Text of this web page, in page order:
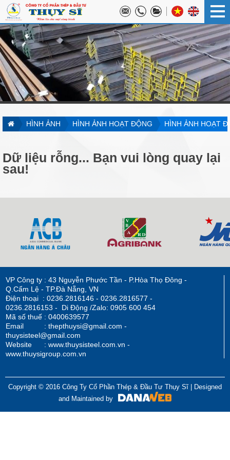
HÌNH ẢNH HÌNH ẢNH HOẠT ĐỘNG HÌNH ẢNH HOẠT
Dữ liệu rỗng... Bạn vui lòng quay lại
sau!
VP Công ty : 43 Nguyễn Phước Tần - P.Hòa Thọ Đông -
Q.Cẩm Lệ - TP.Đà Nẵng, VN
Điện thoại : 0236.2816146 - 0236.2816577 -
0236.2816153 - Di Động /Zalo: 0905 600 454
Mã số thuế : 0400639577
Email : thepthuysi@gmail.com -
thuysisteel@gmail.com
Website : www.thuysisteel.com.vn -
www.thuysigroup.com.vn
Copyright © 2016 Công Ty Cổ Phần Thép & Đầu Tư Thụy Sĩ | Designed
and Maintained by